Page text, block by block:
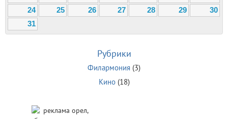
24
25 26 27 28 29
30
31
Рубрики
Филармония (3)
Кино(18)